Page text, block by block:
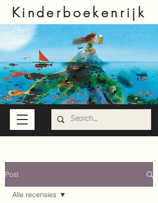
Kinderboekenrijk
Post
Alle recensies